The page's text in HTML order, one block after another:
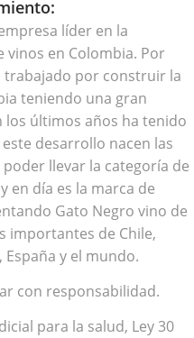
líder en la
en Colombia. Por
trabajado por construir la
teniendo una gran
los últimos años ha tenido
desarrollo nacen las
llevar la categoría de
en día es la marca de
Gato Negro vino de
importantes de Chile,
y el mundo.
con responsabilidad.
para la salud, Ley 30